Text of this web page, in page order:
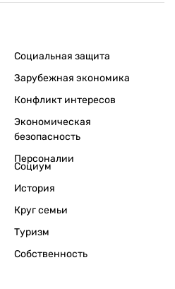
Социальная защита
Зарубежная экономика
Конфликт интересов
Экономическая
безопасность
Персоналии
Социум
История
Круг семьи
Туризм
Собственность